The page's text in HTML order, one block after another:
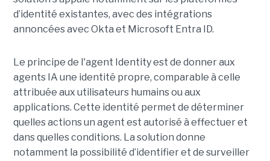
d’identité existantes, avec des intégrations
annoncées avec Okta et Microsoft Entra ID.
Le principe de l'agent Identity est de donner aux
agents IA une identité propre, comparable à celle
attribuée aux utilisateurs humains ou aux
applications. Cette identité permet de déterminer
quelles actions un agent est autorisé à effectuer et
dans quelles conditions. La solution donne
notamment la possibilité d’identifier et de surveiller